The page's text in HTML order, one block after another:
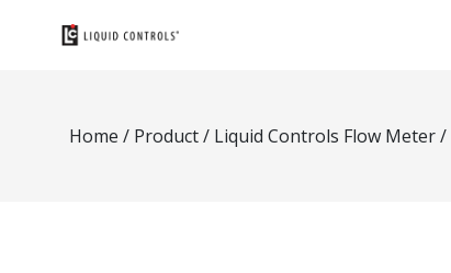
Home / Product/ Liquid Controls Flow Meter/